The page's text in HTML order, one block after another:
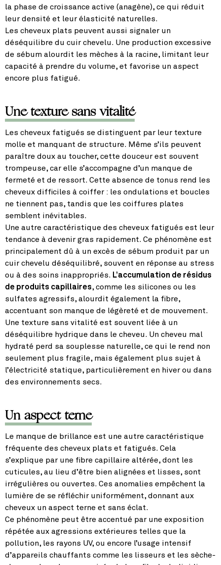
la phase de croissance active (anagène), ce qui réduit
leur densité et leur élasticité naturelles.
Les cheveux plats peuvent aussi signaler un
déséquilibre du cuir chevelu. Une production excessive
de sébum alourdit les mèches à la racine, limitant leur
capacité à prendre du volume, et favorise un aspect
encore plus fatigué.
Une texture sans vitalité
Les cheveux fatigués se distinguent par leur texture
molle et manquant de structure. Même s’ils peuvent
paraître doux au toucher, cette douceur est souvent
trompeuse, car elle s’accompagne d’un manque de
fermeté et de ressort. Cette absence de tonus rend les
cheveux difficiles à coiffer : les ondulations et boucles
ne tiennent pas, tandis que les coiffures plates
semblent inévitables.
Une autre caractéristique des cheveux fatigués est leur
tendance à devenir gras rapidement. Ce phénomène est
principalement dû à un excès de sébum produit par un
cuir chevelu déséquilibré, souvent en réponse au stress
ou à des soins inappropriés. L’accumulation de résidus
de produits capillaires, comme les silicones ou les
sulfates agressifs, alourdit également la fibre,
accentuant son manque de légèreté et de mouvement.
Une texture sans vitalité est souvent liée à un
déséquilibre hydrique dans le cheveu. Un cheveu mal
hydraté perd sa souplesse naturelle, ce qui le rend non
seulement plus fragile, mais également plus sujet à
l’électricité statique, particulièrement en hiver ou dans
des environnements secs.
Un aspect terne
Le manque de brillance est une autre caractéristique
fréquente des cheveux plats et fatigués. Cela
s’explique par une fibre capillaire altérée, dont les
cuticules, au lieu d’être bien alignées et lisses, sont
irrégulières ou ouvertes. Ces anomalies empêchent la
lumière de se réfléchir uniformément, donnant aux
cheveux un aspect terne et sans éclat.
Ce phénomène peut être accentué par une exposition
répétée aux agressions extérieures telles que la
pollution, les rayons UV, ou encore l’usage intensif
d’appareils chauffants comme les lisseurs et les sèche-